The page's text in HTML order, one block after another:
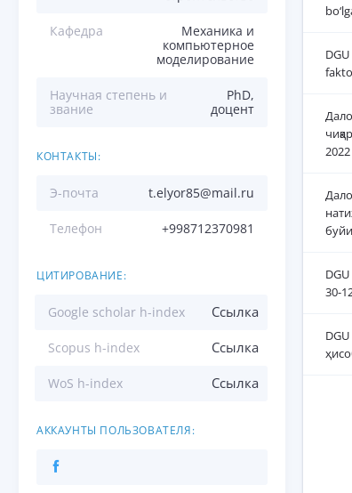
Кафедра
Механика и
компьютерное
моделирование
Научная степень и
звание
PhD,
доцент
КОНТАКТЫ:
Э-почта t.elyor85@mail.ru
Телефон +998712370981
ЦИТИРОВАНИЕ:
Google scholar h-index Ссылка
Scopus h-index Ссылка
WoS h-index Ссылка
АККАУНТЫ ПОЛЬЗОВАТЕЛЯ:
2022
30-